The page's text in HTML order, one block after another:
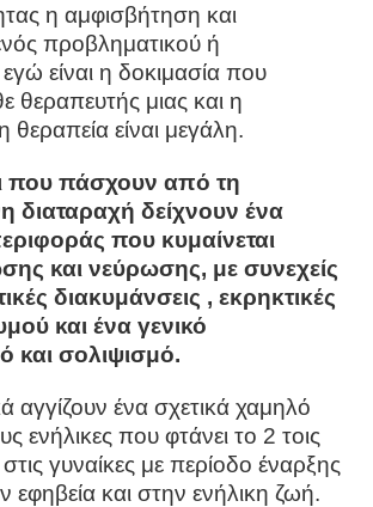
η αμφισβήτηση και
προβληματικού ή
είναι η δοκιμασία που
θεραπευτής μιας και η
θεραπεία είναι μεγάλη.
που πάσχουν από τη
διαταραχή δείχνουν ένα
που κυμαίνεται
και νεύρωσης, με συνεχείς
διακυμάνσεις , εκρηκτικές
και ένα γενικό
και σολιψισμό.
αγγίζουν ένα σχετικά χαμηλό
ενήλικες που φτάνει το 2 τοις
γυναίκες με περίοδο έναρξης
και στην ενήλικη ζωή.